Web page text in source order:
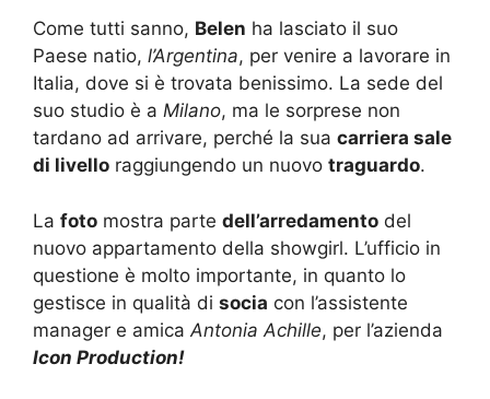
Come tutti sanno, Belen ha lasciato il suo
Paese natio, l’Argentina, per venire a lavorare in
Italia, dove si è trovata benissimo. La sede del
suo studio è a Milano, ma le sorprese non
tardano ad arrivare, perché la sua carriera sale
di livello raggiungendo un nuovo traguardo.
La foto mostra parte dell’arredamento del
nuovo appartamento della showgirl. L’ufficio in
questione è molto importante, in quanto lo
gestisce in qualità di socia con l’assistente
manager e amica Antonia Achille, per l’azienda
Icon Production!